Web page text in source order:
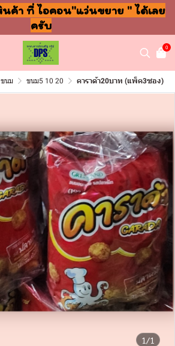
ค้า ที่ ไอคอน"แว่นขยาย " ได้เลย
ครับ
0
ขนม ขนม5 10 20 คาราด้า20บาท (แพ็ค3ซอง)
1/1